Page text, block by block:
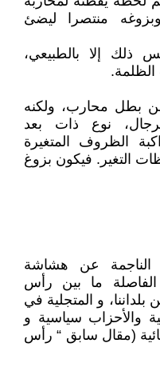
منتصرا ليضئ
ذلك إلا بالطبيعي،
بطل محارب، ولكنه
نوع ذات بعد
الظروف المتغيرة
التغير. فيكون بزوغ
الناجمة عن هشاشة
ما بين رأس
و المتجلية في
والأحزاب سياسية و
(مقال سابق “ رأس